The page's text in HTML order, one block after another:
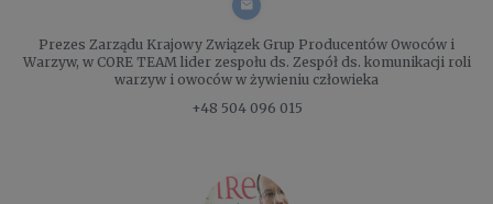
Prezes Zarządu Krajowy Związek Grup Producentów Owoców i
Warzyw, w CORE TEAM lider zespołu ds. Zespół ds. komunikacji roli
warzyw i owoców w żywieniu człowieka
+48 504 096 015